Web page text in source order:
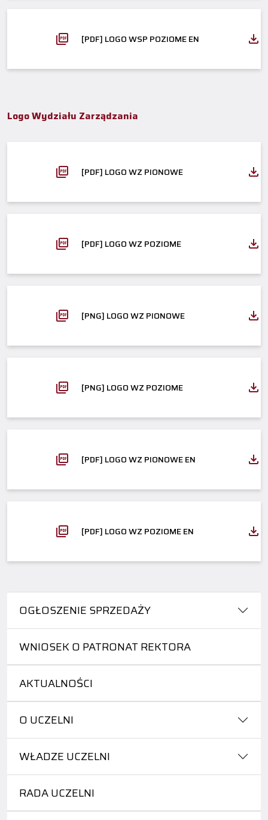
OGŁOSZENIE SPRZEDAŻY
WNIOSEK O PATRONAT REKTORA
AKTUALNOŚCI
O UCZELNI
WŁADZE UCZELNI
RADA UCZELNI
[PDF] LOGO WSP POZIOME EN
Logo Wydziału Zarządzania
[PDF] LOGO WZ PIONOWE
[PDF] LOGO WZ POZIOME
[PNG] LOGO WZ PIONOWE
[PNG] LOGO WZ POZIOME
[PDF] LOGO WZ PIONOWE EN
[PDF] LOGO WZ POZIOME EN